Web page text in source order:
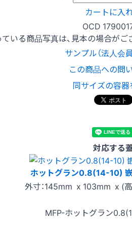
カートに入
OCD
いる商品写真は、見本の場合が
サンプル（法人会
この商品への問
同サイズの容器
対応する
ホットグラン0.8(14-10)
外寸：145mm x 103mm x (
MFP-ホットグラン